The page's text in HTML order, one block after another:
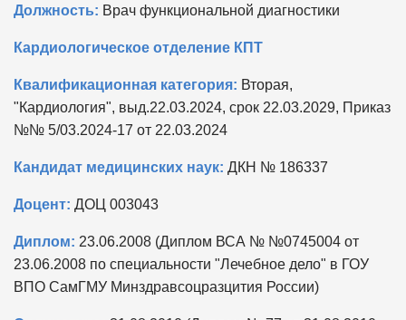
Должность: Врач функциональной диагностики
Кардиологическое отделение КПТ
Квалификационная категория: Вторая,
"Кардиология", выд.22.03.2024, срок 22.03.2029, Приказ
№№ 5/03.2024-17 от 22.03.2024
Кандидат медицинских наук: ДКН № 186337
Доцент: ДОЦ 003043
Диплом: 23.06.2008 (Диплом ВСА № №0745004 от
23.06.2008 по специальности "Лечебное дело" в ГОУ
ВПО СамГМУ Минздравсоцразцития России)